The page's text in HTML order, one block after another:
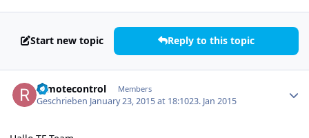
Start new topic Reply to this topic
remotecontrol Members
Geschrieben January 23, 2015 at 18:1023. Jan 2015